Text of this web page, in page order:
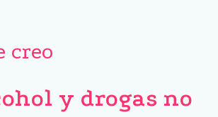
creo
y drogas no